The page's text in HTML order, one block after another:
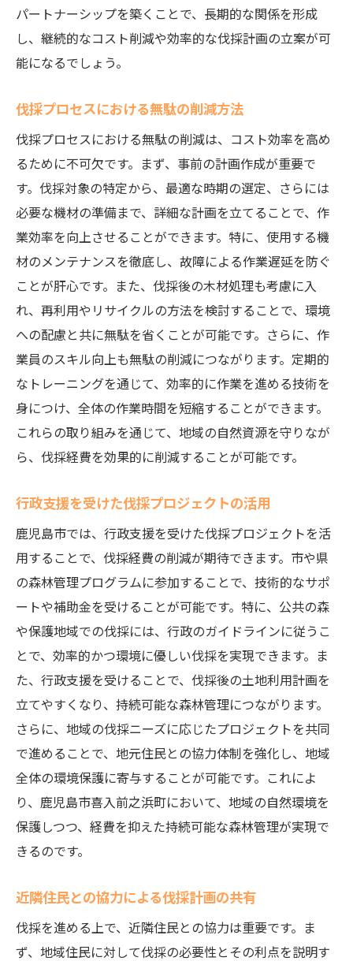
伐採プロジェクトの効率的なスケジュール
管理
伐採プロセスにおけるリスク管理とその対
策
予算内での最大効率を目指した人員配置
持続可能性を考慮した資材調達戦略
継続可能な伐採管理のためのモニタリング
手法
鹿児島市で伐採を考えるなら知っておくべき経
費削減のポイント
鹿児島市特有の伐採規制とその対応策
地域施策を活用した伐採経費の抑制方法
効率的な伐採経費計画を立てるためのヒン
ト
地域社会との協働による伐採コスト削減
伐採作業における最新技術導入の利点
択
実際の伐採事例から学ぶ鹿児島市でのコスト削
減法
成功した伐採プロジェクトの具体例
地域資源を活用したコスト削減事例
効果的な伐採スケジュール管理のケースス
タディ
持続可能な伐採戦略がもたらした長期的効
果
失敗事例から学ぶコスト削減の教訓
伐採のよくある質問に答える地域特化のガイド
鹿児島市での伐採に関する基本的な疑問点
地域特有の伐採規制に関するFAQ
伐採経費に関するよくある質問とその解決
環境保護に関する伐採の質問と回答
パートナーシップを築くことで、長期的な関係を形成
し、継続的なコスト削減や効率的な伐採計画の立案が可
能になるでしょう。
伐採プロセスにおける無駄の削減方法
伐採プロセスにおける無駄の削減は、コスト効率を高め
るために不可欠です。まず、事前の計画作成が重要で
す。伐採対象の特定から、最適な時期の選定、さらには
必要な機材の準備まで、詳細な計画を立てることで、作
業効率を向上させることができます。特に、使用する機
材のメンテナンスを徹底し、故障による作業遅延を防ぐ
ことが肝心です。また、伐採後の木材処理も考慮に入
れ、再利用やリサイクルの方法を検討することで、環境
への配慮と共に無駄を省くことが可能です。さらに、作
業員のスキル向上も無駄の削減につながります。定期的
なトレーニングを通じて、効率的に作業を進める技術を
身につけ、全体の作業時間を短縮することができます。
これらの取り組みを通じて、地域の自然資源を守りなが
ら、伐採経費を効果的に削減することが可能です。
行政支援を受けた伐採プロジェクトの活用
鹿児島市では、行政支援を受けた伐採プロジェクトを活
用することで、伐採経費の削減が期待できます。市や県
の森林管理プログラムに参加することで、技術的なサポ
ートや補助金を受けることが可能です。特に、公共の森
や保護地域での伐採には、行政のガイドラインに従うこ
とで、効率的かつ環境に優しい伐採を実現できます。ま
た、行政支援を受けることで、伐採後の土地利用計画を
立てやすくなり、持続可能な森林管理につながります。
さらに、地域の伐採ニーズに応じたプロジェクトを共同
で進めることで、地元住民との協力体制を強化し、地域
全体の環境保護に寄与することが可能です。これによ
り、鹿児島市喜入前之浜町において、地域の自然環境を
保護しつつ、経費を抑えた持続可能な森林管理が実現で
きるのです。
近隣住民との協力による伐採計画の共有
伐採を進める上で、近隣住民との協力は重要です。ま
ず、地域住民に対して伐採の必要性とその利点を説明す